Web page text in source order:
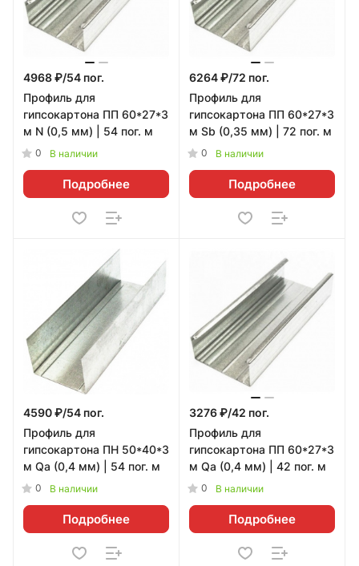
4968 ₽/54 пог.
Профиль для
гипсокартона ПП 60*27*3
м N (0,5 мм) | 54 пог. м
0 В наличии
Подробнее
6264 ₽/72 пог.
Профиль для
гипсокартона ПП 60*27*3
м Sb (0,35 мм) | 72 пог. м
0 В наличии
Подробнее
4590 ₽/54 пог.
Профиль для
гипсокартона ПН 50*40*3
м Qa (0,4 мм) | 54 пог. м
0 В наличии
Подробнее
3276 ₽/42 пог.
Профиль для
гипсокартона ПП 60*27*3
м Qa (0,4 мм) | 42 пог. м
0 В наличии
Подробнее